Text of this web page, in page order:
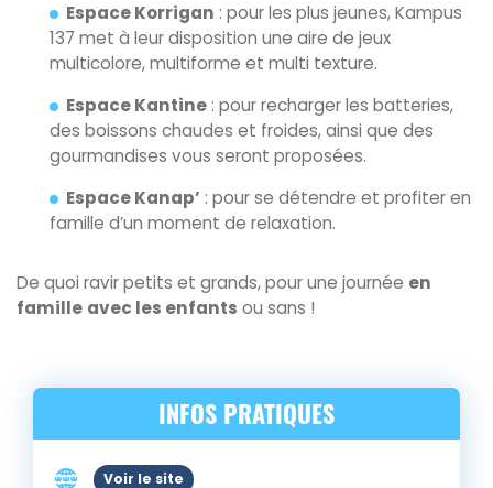
Espace Korrigan : pour les plus jeunes, Kampus
137 met à leur disposition une aire de jeux
multicolore, multiforme et multi texture.
Espace Kantine : pour recharger les batteries,
des boissons chaudes et froides, ainsi que des
gourmandises vous seront proposées.
Espace Kanap’ : pour se détendre et profiter en
famille d’un moment de relaxation.
De quoi ravir petits et grands, pour une journée en
famille avec les enfants ou sans !
INFOS PRATIQUES
Voir le site